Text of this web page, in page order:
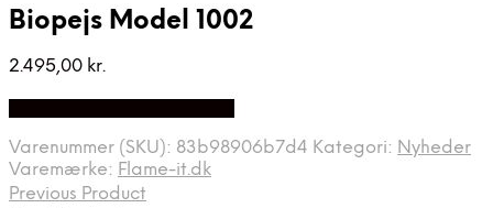
Biopejs Model 1002
2.495,00 kr.
Varenummer (SKU): 83b98906b7d4 Kategori: Nyheder
Varemærke: Flame-it.dk
Previous Product